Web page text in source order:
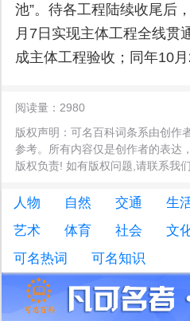
池”。待各工程陆续收尾后
月7日实现主体工程全线贯
成主体工程验收；同年10
阅读量：2980
版权声明：可名百科词条系由创作
参考。所有内容仅是创作者的表达
版权负责! 如有版权问题,请联系我
人物 自然 交通 生
艺术
体育 社会 文
可名热词
可名知识